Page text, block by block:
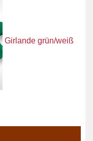
Girlande grün/weiß